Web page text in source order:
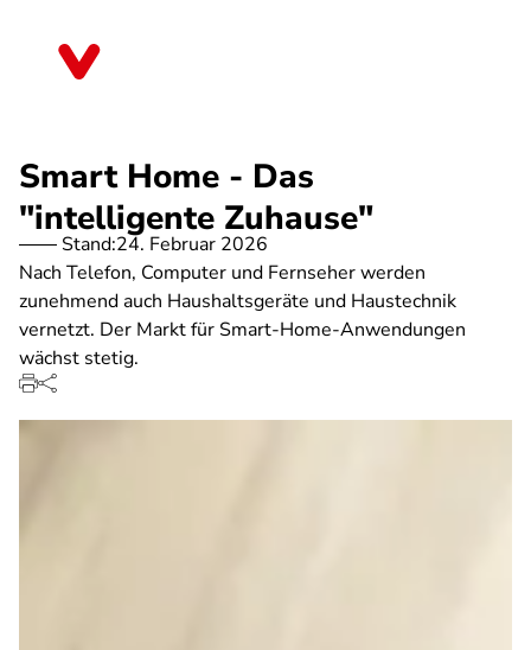
Smart Home - Das
"intelligente Zuhause"
Stand:24. Februar 2026
Nach Telefon, Computer und Fernseher werden
zunehmend auch Haushaltsgeräte und Haustechnik
vernetzt. Der Markt für Smart-Home-Anwendungen
wächst stetig.